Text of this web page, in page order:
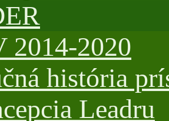
2014-2020
história
Leadru